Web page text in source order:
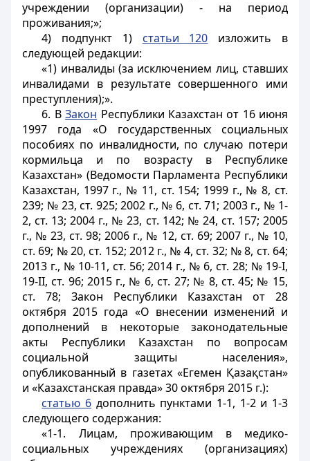
учреждении (организации) - на период
проживания;»;
4) подпункт 1) статьи 120 изложить в
следующей редакции:
«1) инвалиды (за исключением лиц, ставших
инвалидами в результате совершенного ими
преступления);».
6. ВЗакон Республики Казахстан от 16 июня
1997 года «О государственных социальных
пособиях по инвалидности, по случаю потери
кормильца и по возрасту в Республике
Казахстан» (Ведомости Парламента Республики
Казахстан, 1997 г., № 11, ст. 154; 1999 г., № 8, ст.
239; № 23, ст. 925; 2002 г., № 6, ст. 71; 2003 г., № 1-
2, ст. 13; 2004 г., № 23, ст. 142; № 24, ст. 157; 2005
г., № 23, ст. 98; 2006 г., № 12, ст. 69; 2007 г., № 10,
ст. 69; № 20, ст. 152; 2012 г., № 4, ст. 32; № 8, ст. 64;
2013 г., № 10-11, ст. 56; 2014 г., № 6, ст. 28; № 19-I,
19-II, ст. 96; 2015 г., № 6, ст. 27; № 8, ст. 45; № 15,
ст. 78; Закон Республики Казахстан от 28
октября 2015 года «О внесении изменений и
дополнений в некоторые законодательные
акты Республики Казахстан по вопросам
социальной защиты населения»,
опубликованный в газетах «Егемен Қазақстан»
и «Казахстанская правда» 30 октября 2015 г.):
статью 6 дополнить пунктами 1-1, 1-2 и 1-3
следующего содержания:
«1-1. Лицам, проживающим в медико-
социальных учреждениях (организациях)